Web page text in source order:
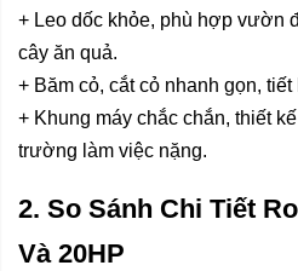
+ Leo dốc khỏe, phù hợp vườn
cây ăn quả.
+ Băm cỏ, cắt cỏ nhanh gọn,
+ Khung máy chắc chắn, thiết
trường làm việc nặng.
2. So Sánh Chi Tiết
Và 20HP